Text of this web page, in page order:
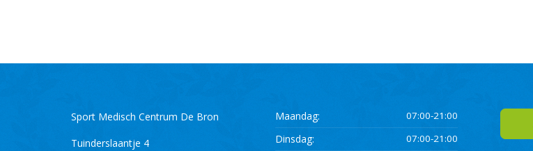
Sport Medisch Centrum De Bron
Tuinderslaantje 4
Maandag: 07:00-21:00
Dinsdag: 07:00-21:00